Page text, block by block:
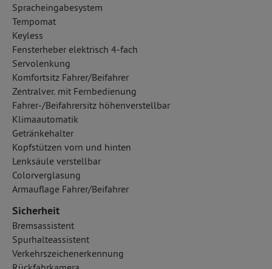
Spracheingabesystem
Tempomat
Keyless
Fensterheber elektrisch 4-fach
Servolenkung
Komfortsitz Fahrer/Beifahrer
Zentralver. mit Fernbedienung
Fahrer-/Beifahrersitz höhenverstellbar
Klimaautomatik
Getränkehalter
Kopfstützen vorn und hinten
Lenksäule verstellbar
Colorverglasung
Armauflage Fahrer/Beifahrer
Sicherheit
Bremsassistent
Spurhalteassistent
Verkehrszeichenerkennung